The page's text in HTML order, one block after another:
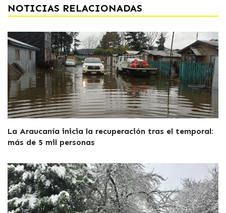
NOTICIAS RELACIONADAS
La Araucanía inicia la recuperación tras el temporal:
más de 5 mil personas